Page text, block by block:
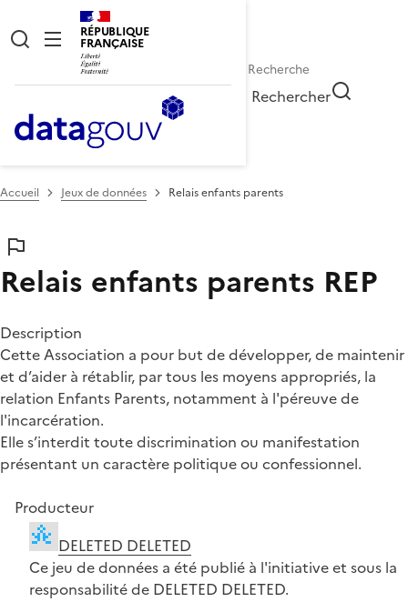
RÉPUBLIQUE
FRANÇAISE
Rechercher
Accueil Jeux de données Relais enfants parents
Relais enfants parents REP
Description
Cette Association a pour but de développer, de maintenir
et d’aider à rétablir, par tous les moyens appropriés, la
relation Enfants Parents, notamment à l'péreuve de
l'incarcération.
Elle s’interdit toute discrimination ou manifestation
présentant un caractère politique ou confessionnel.
Producteur
DELETED DELETED
Ce jeu de données a été publié à l'initiative et sous la
responsabilité de DELETED DELETED.